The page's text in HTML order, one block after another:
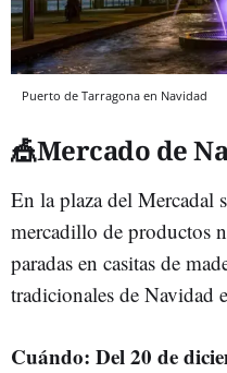
Puerto de Tarragona en Navidad
🎪Mercado de
En la plaza del Mercadal
mercadillo de productos
paradas en casitas de
tradicionales de Navidad
Cuándo: Del 20 de